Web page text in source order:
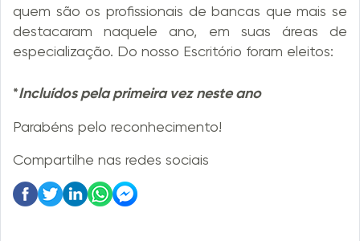
quem são os profissionais de bancas que mais se
destacaram naquele ano, em suas áreas de
especialização. Do nosso Escritório foram eleitos:
*Incluídos pela primeira vez neste ano
Parabéns pelo reconhecimento!
Compartilhe nas redes sociais